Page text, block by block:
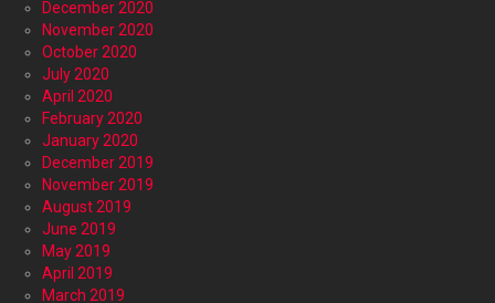
December 2020
November 2020
October 2020
July 2020
April 2020
February 2020
January 2020
December 2019
November 2019
August 2019
June 2019
May 2019
April 2019
March 2019